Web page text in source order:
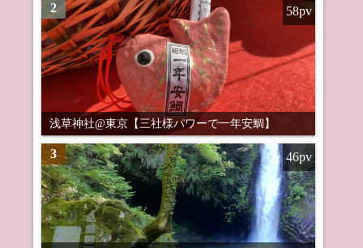
2
浅草神社@東京【三社様パワーで一年安鯛】
58pv
3 46pv